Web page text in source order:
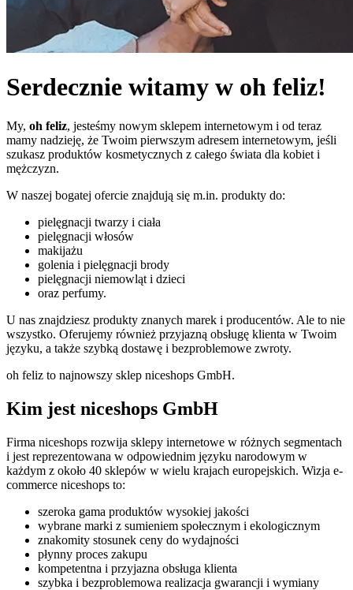
Serdecznie witamy w oh feliz!
My, oh feliz, jesteśmy nowym sklepem internetowym i od teraz
mamy nadzieję, że Twoim pierwszym adresem internetowym, jeśli
szukasz produktów kosmetycznych z całego świata dla kobiet i
mężczyzn.
W naszej bogatej ofercie znajdują się m.in. produkty do:
pielęgnacji twarzy i ciała
pielęgnacji włosów
makijażu
golenia i pielęgnacji brody
pielęgnacji niemowląt i dzieci
oraz perfumy.
U nas znajdziesz produkty znanych marek i producentów. Ale to nie
wszystko. Oferujemy również przyjazną obsługę klienta w Twoim
języku, a także szybką dostawę i bezproblemowe zwroty.
oh feliz to najnowszy sklep niceshops GmbH.
Kim jest niceshops GmbH
Firma niceshops rozwija sklepy internetowe w różnych segmentach
i jest reprezentowana w odpowiednim języku narodowym w
każdym z około 40 sklepów w wielu krajach europejskich. Wizja e-
commerce niceshops to:
szeroka gama produktów wysokiej jakości
wybrane marki z sumieniem społecznym i ekologicznym
znakomity stosunek ceny do wydajności
płynny proces zakupu
kompetentna i przyjazna obsługa klienta
szybka i bezproblemowa realizacja gwarancji i wymiany